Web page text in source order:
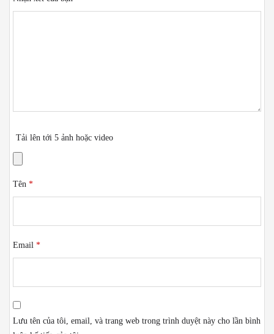
Tải lên tới 5 ảnh hoặc video
Tên *
Email *
Lưu tên của tôi, email, và trang web trong trình duyệt này cho lần bình